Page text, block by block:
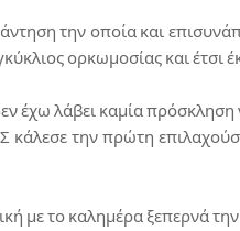
την οποία και
ορκωμοσίας και
έχω λάβει καμία
την πρώτη
με το καλημέρα ξεπερνά